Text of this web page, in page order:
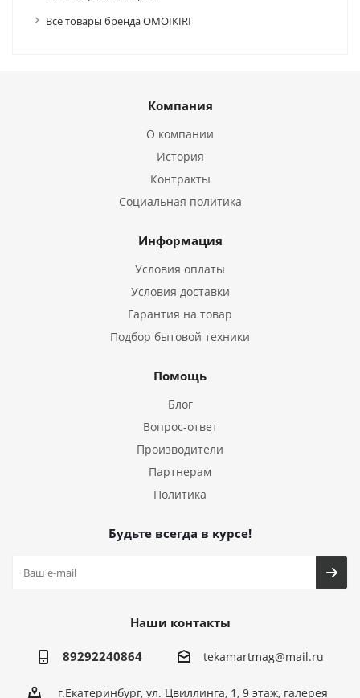
Все товары бренда OMOIKIRI
Компания
О компании
История
Контракты
Социальная политика
Информация
Условия оплаты
Условия доставки
Гарантия на товар
Подбор бытовой техники
Помощь
Блог
Вопрос-ответ
Производители
Партнерам
Политика
Будьте всегда в курсе!
Наши контакты
89292240864 tekamartmag@mail.ru
г.Екатеринбург, ул. Цвиллинга, 1, 9 этаж, галерея